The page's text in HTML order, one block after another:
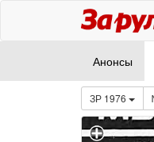
Анонсы
ЗР 1976